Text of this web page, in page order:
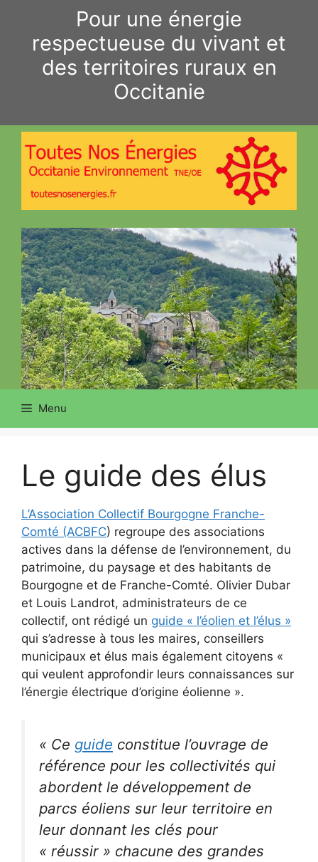
contenu
Pour une énergie
respectueuse du vivant et
des territoires ruraux en
Occitanie
Menu
Le guide des élus
L’Association Collectif Bourgogne Franche-
Comté (ACBFC) regroupe des associations
actives dans la défense de l’environnement, du
patrimoine, du paysage et des habitants de
Bourgogne et de Franche-Comté. Olivier Dubar
et Louis Landrot, administrateurs de ce
collectif, ont rédigé un guide « l’éolien et l’élus »
qui s’adresse à tous les maires, conseillers
municipaux et élus mais également citoyens «
qui veulent approfondir leurs connaissances sur
l’énergie électrique d’origine éolienne ».
« Ce guide constitue l’ouvrage de
référence pour les collectivités qui
abordent le développement de
parcs éoliens sur leur territoire en
leur donnant les clés pour
« réussir » chacune des grandes